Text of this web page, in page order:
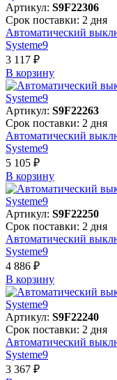
Артикул: S9F22306
Срок поставки: 2 дня
Автоматический
Systeme9
3 117 ₽
В корзинy
Артикул: S9F22263
Срок поставки: 2 дня
Автоматический
Systeme9
5 105 ₽
В корзинy
Артикул: S9F22250
Срок поставки: 2 дня
Автоматический
Systeme9
4 886 ₽
В корзинy
Артикул: S9F22240
Срок поставки: 2 дня
Автоматический
Systeme9
3 367 ₽